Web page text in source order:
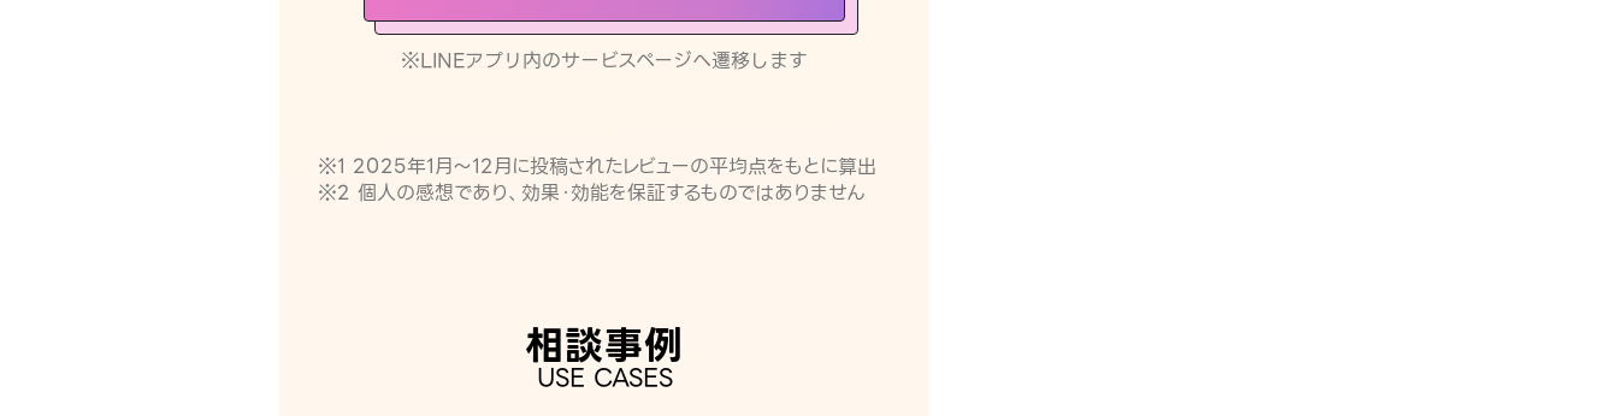
※LINEアプリ内のサービスページへ遷移します
※1 2025年1月〜12月に投稿されたレビューの平均点をもとに算出
※2 個人の感想であり、効果・効能を保証するものではありません
相談事例
USE CASES